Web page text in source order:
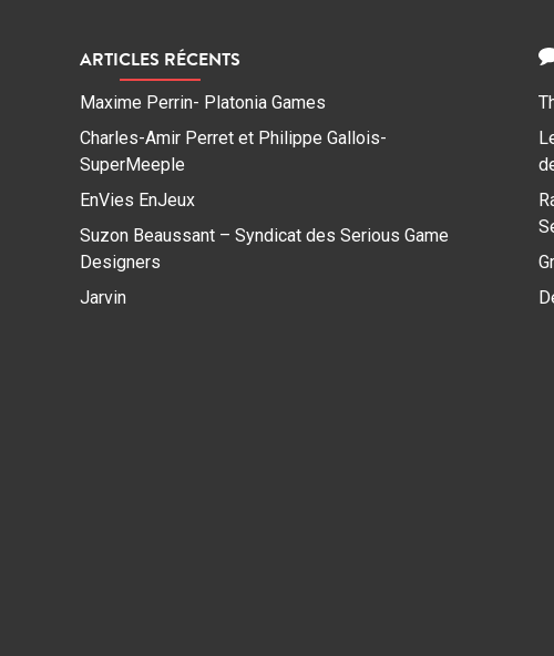
ARTICLES RÉCENTS
Maxime Perrin- Platonia Games
Charles-Amir Perret et Philippe Gallois-
SuperMeeple
EnVies EnJeux
Suzon Beaussant – Syndicat des Serious Game
Designers
Jarvin